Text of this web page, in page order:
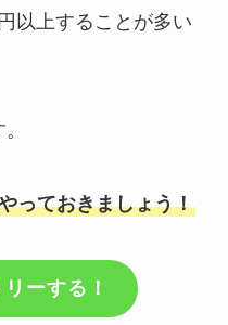
以上することが多い
っておきましょう！
ーする！